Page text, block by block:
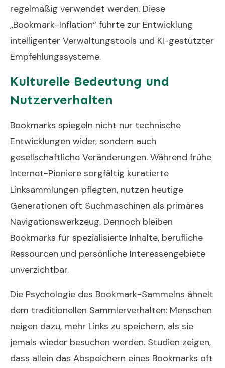
regelmäßig verwendet werden. Diese
„Bookmark-Inflation“ führte zur Entwicklung
intelligenter Verwaltungstools und KI-gestützter
Empfehlungssysteme.
Kulturelle Bedeutung und
Nutzerverhalten
Bookmarks spiegeln nicht nur technische
Entwicklungen wider, sondern auch
gesellschaftliche Veränderungen. Während frühe
Internet-Pioniere sorgfältig kuratierte
Linksammlungen pflegten, nutzen heutige
Generationen oft Suchmaschinen als primäres
Navigationswerkzeug. Dennoch bleiben
Bookmarks für spezialisierte Inhalte, berufliche
Ressourcen und persönliche Interessengebiete
unverzichtbar.
Die Psychologie des Bookmark-Sammelns ähnelt
dem traditionellen Sammlerverhalten: Menschen
neigen dazu, mehr Links zu speichern, als sie
jemals wieder besuchen werden. Studien zeigen,
dass allein das Abspeichern eines Bookmarks oft